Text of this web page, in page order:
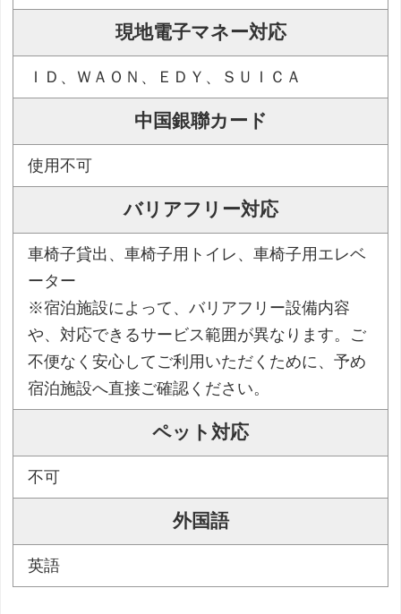
現地電子マネー対応
ＩＤ、ＷＡＯＮ、ＥＤＹ、ＳＵＩＣＡ
中国銀聯カード
使用不可
バリアフリー対応
車椅子貸出、車椅子用トイレ、車椅子用エレベ
ーター
※宿泊施設によって、バリアフリー設備内容
や、対応できるサービス範囲が異なります。ご
不便なく安心してご利用いただくために、予め
宿泊施設へ直接ご確認ください。
ペット対応
不可
外国語
英語